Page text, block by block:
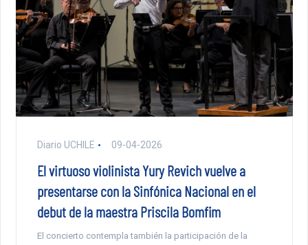
Diario UCHILE 09-04-2026
El virtuoso violinista Yury Revich vuelve a
presentarse con la Sinfónica Nacional en el
debut de la maestra Priscila Bomfim
El concierto contempla también la participación de la